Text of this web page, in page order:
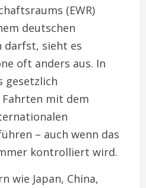
(EWR)
deutschen
darfst, sieht es
oft anders aus. In
gesetzlich
mit dem
– auch wenn das
kontrolliert wird.
wie Japan, China,